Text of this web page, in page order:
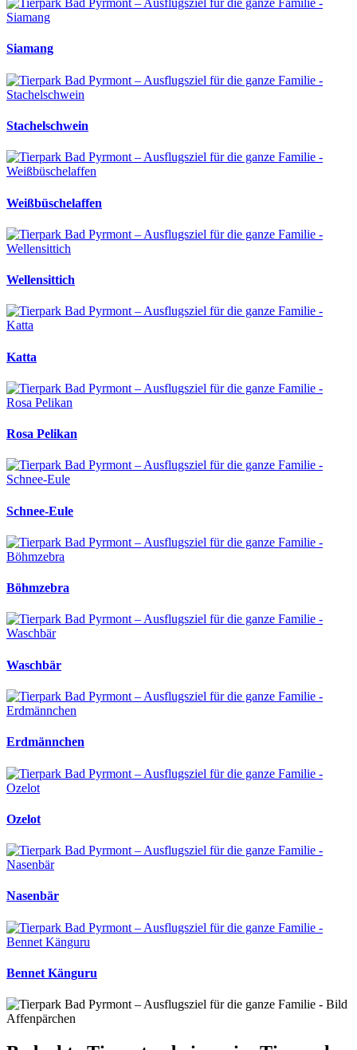
Siamang
Stachelschwein
Weißbüschelaffen
Wellensittich
Katta
Rosa Pelikan
Schnee-Eule
Böhmzebra
Waschbär
Erdmännchen
Ozelot
Nasenbär
Bennet Känguru